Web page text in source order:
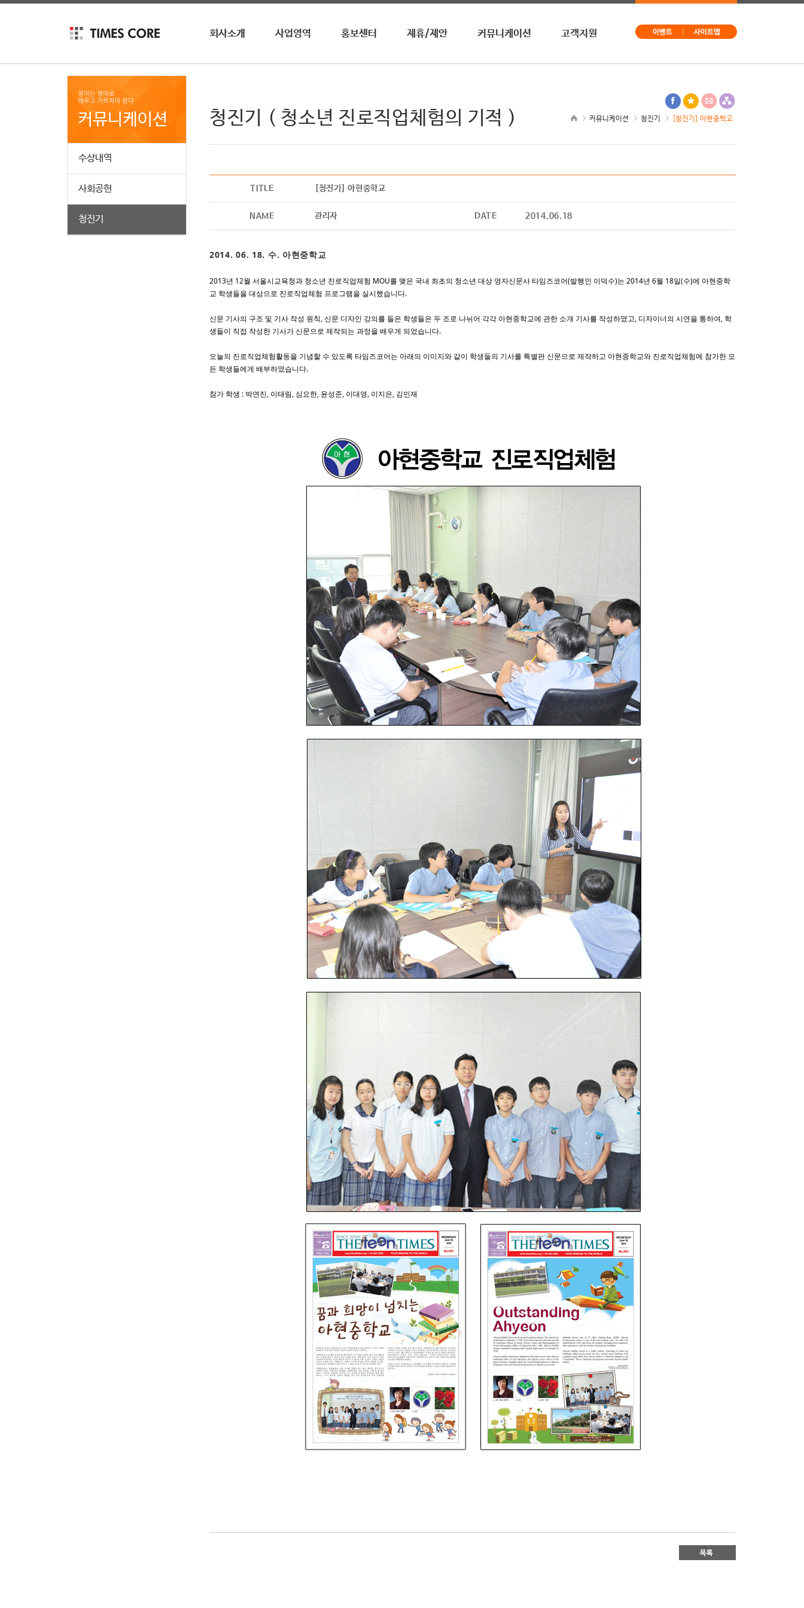
회사소개
인재채용
사업영역
영자월간지
온라인학습
홍보센터
홍보영상
제휴/제안
광고안내
커뮤니케이션
청진기
고객지원
커뮤니케이션
수상내역
사회공헌
청진기
[청진기] 아현중학교
청진기
커뮤니케이션
청진기 ( 청소년 진로직업체험의 기적 )
TITLE [청진기] 아현중학교
NAME 관리자 DATE 2014.06.18
2014. 06. 18. 수. 아현중학교
2013년 12월 서울시교육청과 청소년 진로직업체험 MOU를 맺은 국내 최초의 청소년 대상 영자신문사 타임즈코어(발행인 이덕수)는 2014년 6월 18일(수)에 아현중학
교 학생들을 대상으로 진로직업체험 프로그램을 실시했습니다.
신문 기사의 구조 및 기사 작성 원칙, 신문 디자인 강의를 들은 학생들은 두 조로 나뉘어 각각 아현중학교에 관한 소개 기사를 작성하였고, 디자이너의 시연을 통하여, 학
생들이 직접 작성한 기사가 신문으로 제작되는 과정을 배우게 되었습니다.
오늘의 진로직업체험활동을 기념할 수 있도록 타임즈코어는 아래의 이미지와 같이 학생들의 기사를 특별판 신문으로 제작하고 아현중학교와 진로직업체험에 참가한 모
든 학생들에게 배부하였습니다.
참가 학생 : 박연진, 이태림, 심요한, 윤성준, 이대영, 이지은, 김민재